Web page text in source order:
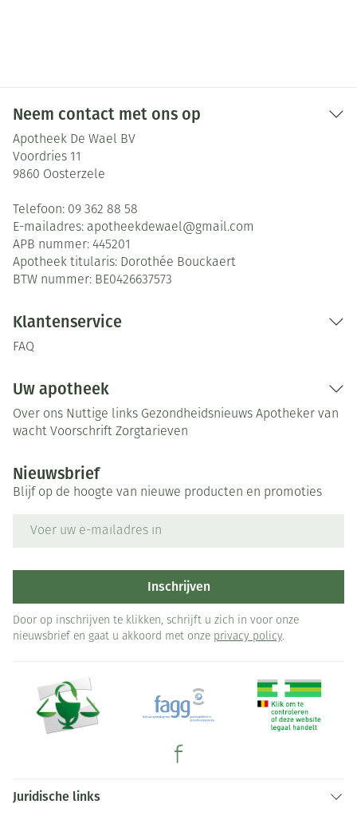
Neem contact met ons op
Apotheek De Wael BV
Voordries 11
9860 Oosterzele
Telefoon: 09 362 88 58
E-mailadres: apotheekdewael@gmail.com
APB nummer: 445201
Apotheek titularis: Dorothée Bouckaert
BTW nummer: BE0426637573
Klantenservice
FAQ
Uw apotheek
Over ons Nuttige links Gezondheidsnieuws Apotheker van
wacht Voorschrift Zorgtarieven
Nieuwsbrief
Blijf op de hoogte van nieuwe producten en promoties
Inschrijven
Door op inschrijven te klikken, schrijft u zich in voor onze
nieuwsbrief en gaat u akkoord met onze privacy policy.
Juridische links